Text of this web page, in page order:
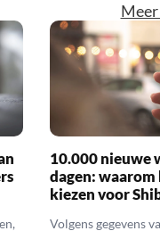
10.000 nieuwe
dagen: waarom
kiezen voor
Volgens gegevens